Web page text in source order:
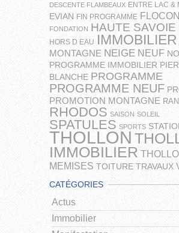
DESCENTE FLAMBEAUX ENTRE LAC &
EVIAN FIN PROGRAMME
FONDATION HAUTE SAVOIE
HORS D EAU IMMOBILIER
MONTAGNE NEIGE NEUF
PROGRAMME IMMOBILIER
BLANCHE PROGRAMME
PROGRAMME NEUF
PROMOTION MONTAGNE
RHODOS SAISON SOLEIL
SPATULES SPORTS
THOLLON
IMMOBILIER
MEMISES TOITURE TRAVAUX
CATÉGORIES
Actus
Immobilier